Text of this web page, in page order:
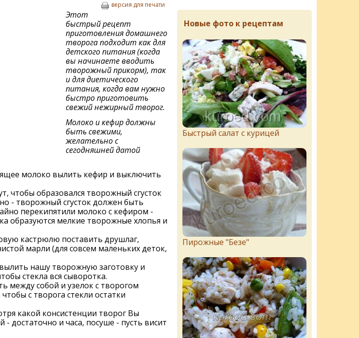
версия для печати
Этот
быстрый рецепт
приготовления домашнего
творога подходит как для
детского питания (когда
вы начинаете вводить
творожный прикорм), так
и для диетического
питания, когда вам нужно
быстро приготовить
свежий нежирный творог.
Молоко и кефир должны
быть свежими,
желательно с
сегодняшней датой
молоко вылить кефир и выключить
чтобы образовался творожный сгусток
- творожный сгусток должен быть
перекипятили молоко с кефиром -
образуются мелкие творожные хлопья и
кастрюлю поставить друшлаг,
марли (для совсем маленьких деток,
нашу творожную заготовку и
стекла вся сыворотка.
между собой и узелок с творогом
с творога стекли остатки
какой консистенции творог Вы
- достаточно и часа, посуше - пусть висит
Новые фото к рецептам
Быстрый салат с курицей
Пирожныe "Бeзe"